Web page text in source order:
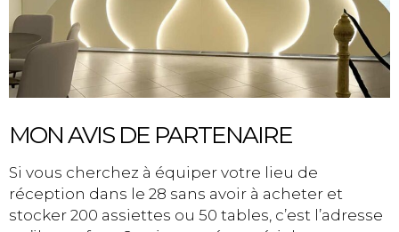
MON AVIS DE PARTENAIRE
Si vous cherchez à équiper votre lieu de
réception dans le 28 sans avoir à acheter et
stocker 200 assiettes ou 50 tables, c’est l’adresse